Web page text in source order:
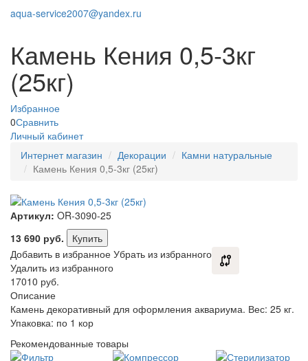
aqua-service2007@yandex.ru
Камень Кения 0,5-3кг
(25кг)
Избранное
0Сравнить
Личный кабинет
Интернет магазин
Декорации
Камни натуральные
Камень Кения 0,5-3кг (25кг)
Артикул: OR-3090-25
13 690 руб.
Купить
Добавить в избранное Убрать из избранного
Удалить из избранного
17010 руб.
Описание
Камень декоративный для оформления аквариума. Вес: 25 кг.
Упаковка: по 1 кор
Рекомендованные товары